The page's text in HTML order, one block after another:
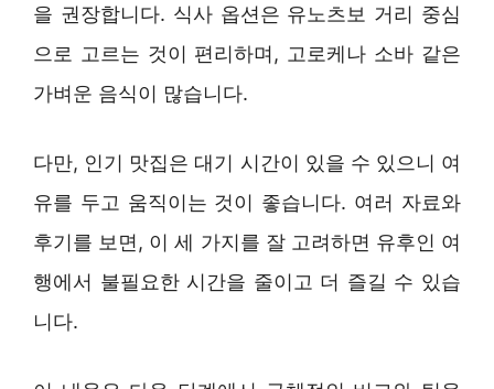
을 권장합니다. 식사 옵션은 유노츠보 거리 중심
으로 고르는 것이 편리하며, 고로케나 소바 같은
가벼운 음식이 많습니다.
다만, 인기 맛집은 대기 시간이 있을 수 있으니 여
유를 두고 움직이는 것이 좋습니다. 여러 자료와
후기를 보면, 이 세 가지를 잘 고려하면 유후인 여
행에서 불필요한 시간을 줄이고 더 즐길 수 있습
니다.